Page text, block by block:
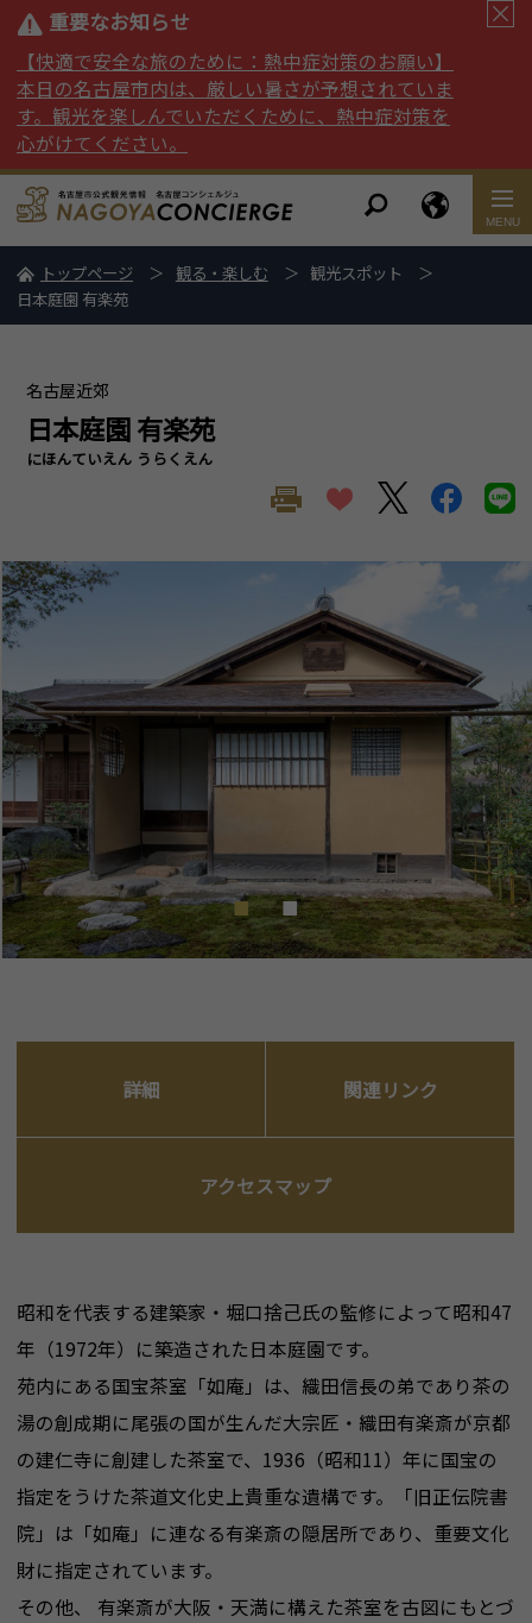
重要なお知らせ
【快適で安全な旅のために：熱中症対策のお願い】
本日の名古屋市内は、厳しい暑さが予想されていま
す。観光を楽しんでいただくために、熱中症対策を
心がけてください。
トップページ 観る・楽しむ
観光スポット
日本庭園 有楽苑
名古屋近郊
日本庭園 有楽苑
にほんていえん うらくえん
詳細 関連リンク
アクセスマップ
昭和を代表する建築家・堀口捨己氏の監修によって昭和47
年（1972年）に築造された日本庭園です。
苑内にある国宝茶室「如庵」は、織田信長の弟であり茶の
湯の創成期に尾張の国が生んだ大宗匠・織田有楽斎が京都
の建仁寺に創建した茶室で、1936（昭和11）年に国宝の
指定をうけた茶道文化史上貴重な遺構です。「旧正伝院書
院」は「如庵」に連なる有楽斎の隠居所であり、重要文化
財に指定されています。
その他、 有楽斎が大阪・天満に構えた茶室を古図にもとづ